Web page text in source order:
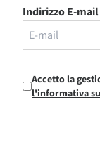
Indirizzo E-mail
Accetto la
l'informativa